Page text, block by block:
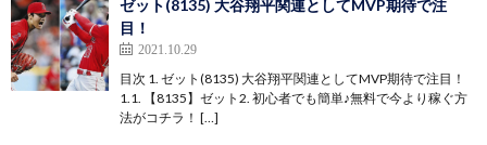
ゼット(8135) 大谷翔平関連としてMVP期待で注
目！
2021.10.29
目次 1. ゼット(8135) 大谷翔平関連としてMVP期待で注目！
1.1. 【8135】ゼット2. 初心者でも簡単♪無料で今より稼ぐ方
法がコチラ！ […]